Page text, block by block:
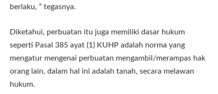
berlaku, ” tegasnya.
Diketahui, perbuatan itu juga memiliki dasar hukum
seperti Pasal 385 ayat (1) KUHP adalah norma yang
mengatur mengenai perbuatan mengambil/merampas hak
orang lain, dalam hal ini adalah tanah, secara melawan
hukum.